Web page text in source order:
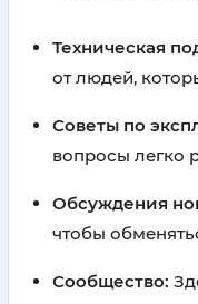
Техническая
от людей,
Советы по
вопросы легко
Обсуждения
чтобы
Сообщество: